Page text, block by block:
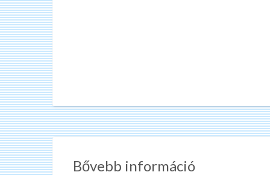
Bővebb információ